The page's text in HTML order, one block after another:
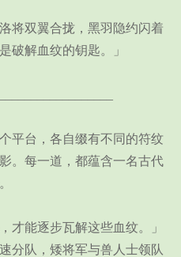
双翼合拢，黑羽隐约闪着
破解血纹的钥匙。」
台，各自缀有不同的符纹
。每一道，都蕴含一名古代
能逐步瓦解这些血纹。」
分队，矮将军与兽人士领队